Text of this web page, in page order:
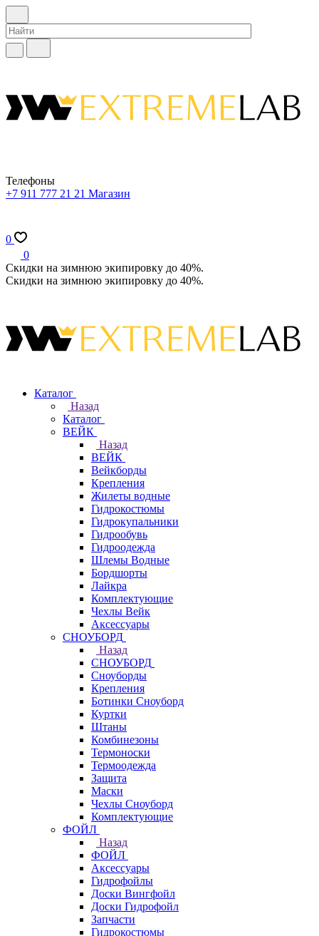
Телефоны
+7 911 777 21 21 Магазин
0
0
Скидки на зимнюю экипировку до 40%.
Скидки на зимнюю экипировку до 40%.
Каталог
Назад
Каталог
ВЕЙК
Назад
ВЕЙК
Вейкборды
Крепления
Жилеты водные
Гидрокостюмы
Гидрокупальники
Гидрообувь
Гидроодежда
Шлемы Водные
Бордшорты
Лайкра
Комплектующие
Чехлы Вейк
Аксессуары
СНОУБОРД
Назад
СНОУБОРД
Сноуборды
Крепления
Ботинки Сноуборд
Куртки
Штаны
Комбинезоны
Термоноски
Термоодежда
Защита
Маски
Чехлы Сноуборд
Комплектующие
ФОЙЛ
Назад
ФОЙЛ
Аксессуары
Гидрофойлы
Доски Вингфойл
Доски Гидрофойл
Запчасти
Гидрокостюмы